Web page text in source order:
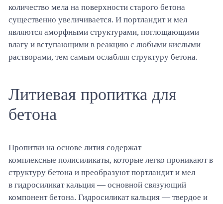
количество мела на поверхности старого бетона
существенно увеличивается. И портландити мел
являются аморфными структурами, поглощающими
влагу и вступающими в реакцию с любыми кислыми
растворами, тем самым ослабляя структуру бетона.
Литиевая пропитка для
бетона
Пропитки на основе лития содержат
комплексные полисиликаты, которые легко проникают в
структуру бетона и преобразуютпортландити мел
в гидросиликаткальция — основной связующий
компонент бетона. Гидросиликаткальция — твердое и